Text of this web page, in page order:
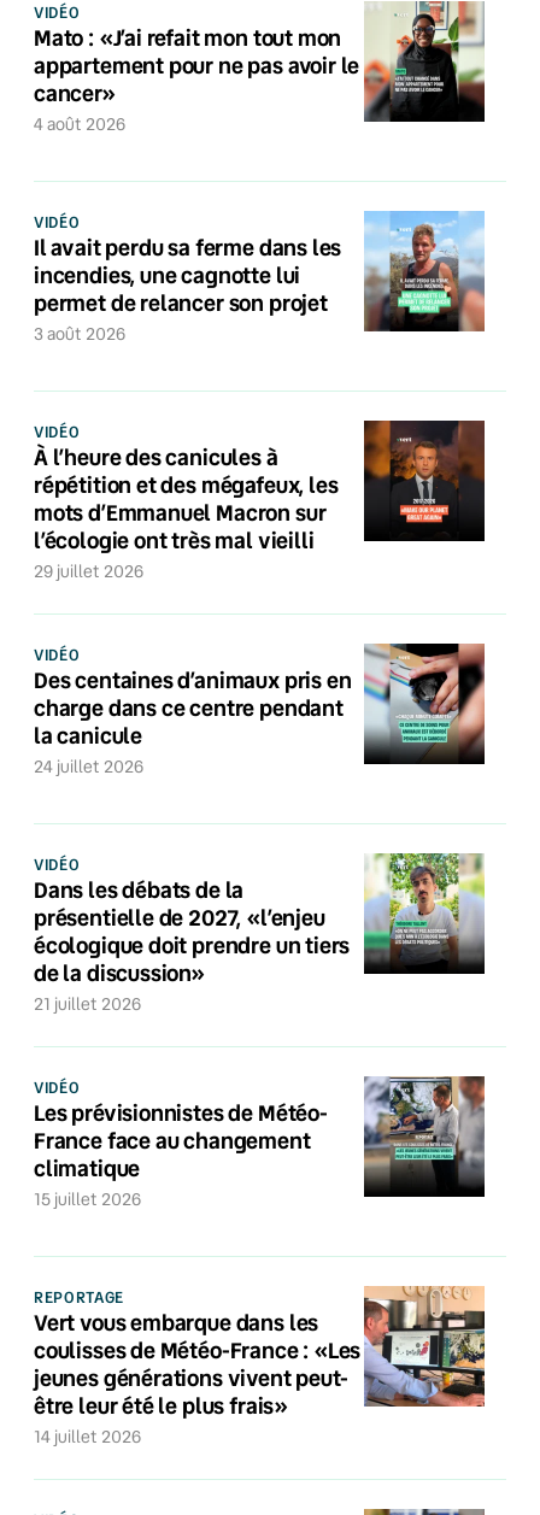
VIDÉO
Mato : «J’ai refait mon tout mon
appartement pour ne pas avoir le
cancer»
4 août 2026
VIDÉO
Il avait perdu sa ferme dans les
incendies, une cagnotte lui
permet de relancer son projet
3 août 2026
VIDÉO
À l’heure des canicules à
répétition et des mégafeux, les
mots d’Emmanuel Macron sur
l’écologie ont très mal vieilli
29 juillet 2026
VIDÉO
Des centaines d’animaux pris en
charge dans ce centre pendant
la canicule
24 juillet 2026
VIDÉO
Dans les débats de la
présentielle de 2027, «l’enjeu
écologique doit prendre un tiers
de la discussion»
21 juillet 2026
VIDÉO
Les prévisionnistes de Météo-
France face au changement
climatique
15 juillet 2026
REPORTAGE
Vert vous embarque dans les
coulisses de Météo-France : «Les
jeunes générations vivent peut-
être leur été le plus frais»
14 juillet 2026